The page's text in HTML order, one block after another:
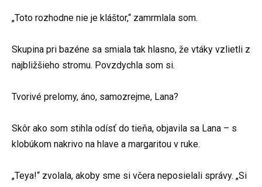
„Toto rozhodne nie je kláštor,“ zamrmlala som.
Skupina pri bazéne sa smiala tak hlasno, že vtáky vzlietli z
najbližšieho stromu. Povzdychla som si.
Tvorivé prelomy, áno, samozrejme, Lana?
Skôr ako som stihla odísť do tieňa, objavila sa Lana – s
klobúkom nakrivo na hlave a margaritou v ruke.
„Teya!“ zvolala, akoby sme si včera neposielali správy. „Si